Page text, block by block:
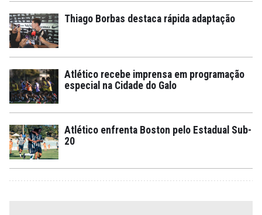
Thiago Borbas destaca rápida adaptação
Atlético recebe imprensa em programação
especial na Cidade do Galo
Atlético enfrenta Boston pelo Estadual Sub-
20